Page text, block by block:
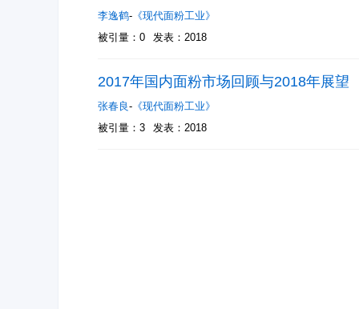
李逸鹤- 《现代面粉工业》
被引量：0
发表：2018
2017年国内面粉市场回顾与2018年展望
张春良- 《现代面粉工业》
被引量：3
发表：2018